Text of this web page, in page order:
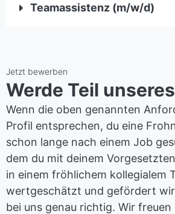
Teamassistenz (m/w/d)
Jetzt bewerben
Werde Teil
Wenn die oben genannten
Profil entsprechen, du eine
schon lange nach einem Job
dem du mit deinem
in einem fröhlichem kollegialem
wertgeschätzt und gefördert
bei uns genau richtig. Wir